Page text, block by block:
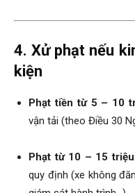
4. Xử phạt nếu
kiện
Phạt tiền từ 5 – 10
vận tải (theo Điều 30
Phạt từ 10 – 15
quy định (xe không